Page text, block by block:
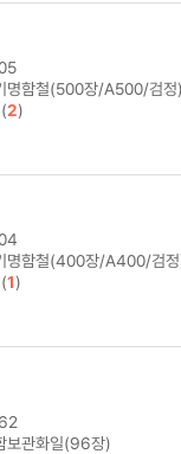
명함철(500장/A500/검정
2)
명함철(400장/A400/검
1)
보관화일(96장)